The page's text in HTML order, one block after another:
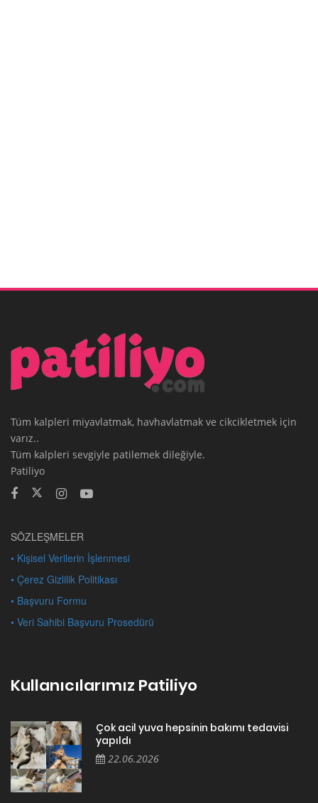
Tüm kalpleri miyavlatmak, havhavlatmak ve cikcikletmek için
varız..
Tüm kalpleri sevgiyle patilemek dileğiyle.
Patiliyo
SÖZLEŞMELER
• Kişisel Verilerin İşlenmesi
• Çerez Gizlilik Politikası
• Başvuru Formu
• Veri Sahibi Başvuru Prosedürü
Kullanıcılarımız Patiliyo
Çok acil yuva hepsinin bakımı tedavisi
yapıldı
22.06.2026